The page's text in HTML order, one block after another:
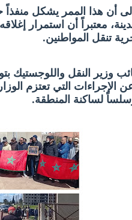
أن هذا الممر يشكل منفذاً
معتبراً أن استمرار
تنقل المواطنين.
وزير النقل واللوجستيك
التي تعتزم
وسلساً لساكنة المنطقة.